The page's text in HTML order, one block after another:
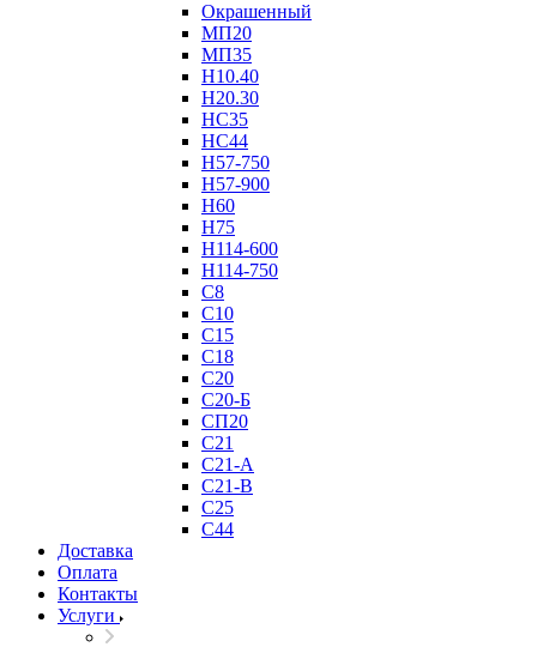
Окрашенный
МП20
МП35
Н10.40
Н20.30
НС35
НС44
Н57-750
Н57-900
Н60
Н75
Н114-600
Н114-750
С8
С10
С15
С18
С20
С20-Б
СП20
С21
С21-А
С21-В
С25
С44
Доставка
Оплата
Контакты
Услуги